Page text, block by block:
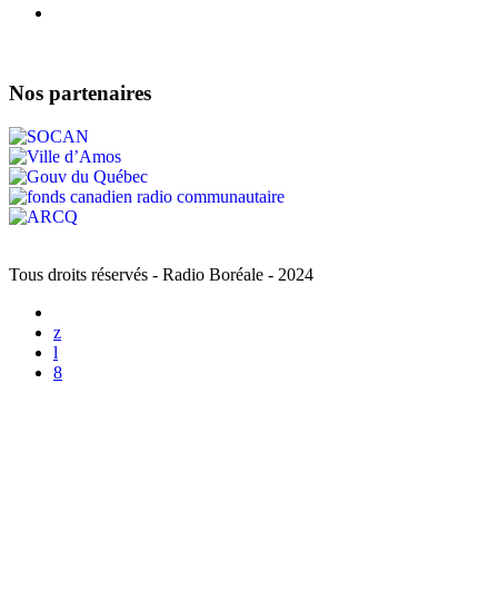
Nos partenaires
Tous droits réservés - Radio Boréale - 2024